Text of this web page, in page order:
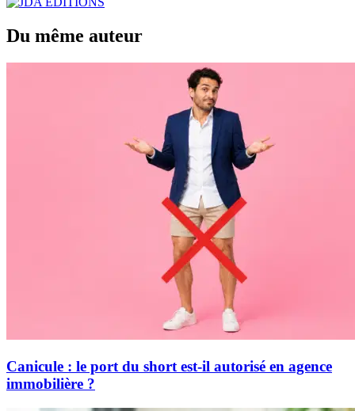
Du même auteur
Canicule : le port du short est-il autorisé en agence
immobilière ?